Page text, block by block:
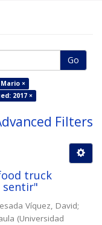
Go
×
2017 ×
Filters
truck
sentir"
Víquez, David;
(Universidad